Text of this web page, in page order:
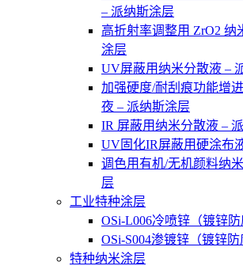
– 派纳斯涂层
高折射率调整用 ZrO2 纳
涂层
UV屏蔽用纳米分散液 –
加强硬度/耐刮痕功能增
夜 – 派纳斯涂层
IR 屏蔽用纳米分散液 –
UV固化IR屏蔽用硬涂布
调色用有机/无机颜料纳
层
工业特种涂层
OSi-L006冷喷锌（镀锌防
OSi-S004渗镀锌（镀锌防
特种纳米涂层